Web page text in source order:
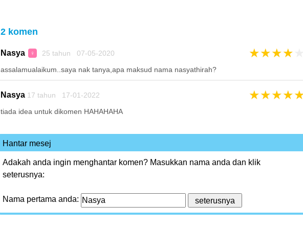
2 komen
Nasya ♀ 25 tahun 07-05-2020 ★★★★
assalamualaikum..saya nak tanya,apa maksud nama nasyathirah?
Nasya17 tahun 17-01-2022 ★★★★
tiada idea untuk dikomen HAHAHAHA
Hantar mesej
Adakah anda ingin menghantar komen? Masukkan nama anda dan klik
seterusnya:
Nama pertama anda: